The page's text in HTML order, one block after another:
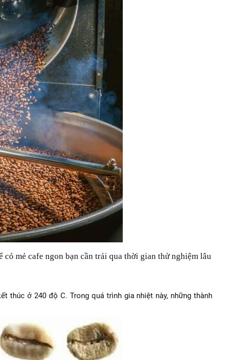
mẻ cafe ngon bạn cần trải qua thời gian thử nghiệm lâu
ở 240 độ C. Trong quá trình gia nhiệt này, những thành